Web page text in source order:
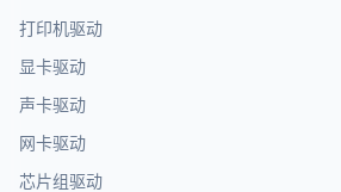
打印机驱动
显卡驱动
声卡驱动
网卡驱动
芯片组驱动